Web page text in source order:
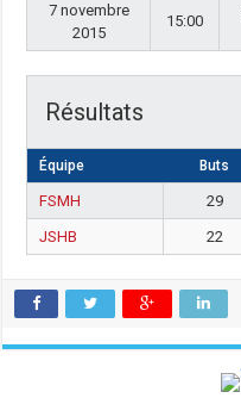
7 novembre
2015
15:00
Résultats
Équipe Buts
FSMH 29
JSHB
22